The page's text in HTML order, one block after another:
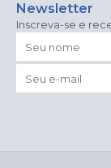
Newsletter
Inscreva-se e